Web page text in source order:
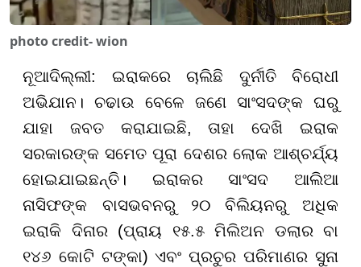
photo credit- wion
ନୂଆଦିଲ୍ଲୀ: ଇରାକରେ ଚାଲିଛି ଦୁର୍ନୀତି ବିରୋଧୀ
ଅଭିଯାନ। ଚଢାଉ ବେଳେ ଜଣେ ସାଂସଦଙ୍କ ଘରୁ
ଯାହା ଜବତ କରାଯାଇଛି, ତାହା ଦେଖି ଇରାକ
ସରକାରଙ୍କ ସମେତ ପୂରା ଦେଶର ଲୋକ ଆଶ୍ଚର୍ଯ୍ୟ
ହୋଇଯାଇଛନ୍ତି। ଇରାକର ସାଂସଦ ଆଲିଆ
ନାସିଫଙ୍କ ବାସଭବନରୁ ୨୦ ବିଲିୟନରୁ ଅଧିକ
ଇରାକି ଦିନାର (ପ୍ରାୟ ୧୫.୫ ମିଲିଅନ ଡଲାର ବା
୧୪୬ କୋଟି ଟଙ୍କା) ଏବଂ ପ୍ରଚୁର ପରିମାଣର ସୁନା